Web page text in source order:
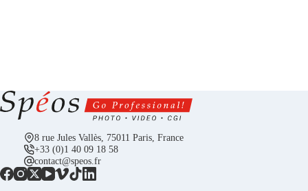
8 rue Jules Vallès, 75011 Paris, France
+33 (0)1 40 09 18 58
contact@speos.fr